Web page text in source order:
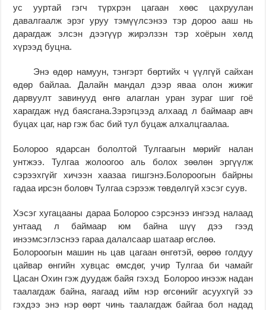
ус ууртай гэгч түрхрэн цагаан хөөс цахруулан
давалгаалж эрэг уруу тэмүүлсэнээ тэр дороо ааш нь
дарагдаж элсэн дээгүүр жирэлзэн тэр хоёрын хөлд
хүрээд буцна.
Энэ өдөр намуун, тэнгэрт бөртийх ч үүлгүй сайхан
өдөр байлаа. Далайн мандал дээр яваа олон жижиг
дарвуулт завинууд өнгө алаглан уран зураг шиг гоё
харагдаж нүд баясгана.Зэрэгцээд алхаад л баймаар авч
буцах цаг, нар гэж бас бий тул буцаж алхалцгаалаа.
Болороо ядарсан бололтой Тулгаагын мөрийг налан
унтжээ. Тулгаа жолоогоо аль болох зөөлөн эргүүлж
сэрээхгүйг хичээн хаазаа гишгэнэ.Болороогын байрны
гадаа ирсэн боловч Тулгаа сэрээж төвдөлгүй хэсэг суув.
Хэсэг хугацааны дараа Болороо сэрсэнээ ингээд налаад
унтаад л баймаар юм байна шүү дээ гээд
инээмсэглэснээ гараа далалсаар шатаар өгслөө.
Болороогын машин нь цав цагаан өнгөтэй, өөрөө голдуу
цайвар өнгийн хувцас өмсдөг, учир Тулгаа би чамайг
Цасан Охин гэж дуудаж байя гэхэд Болороо инээж надан
таалагдаж байна, яагаад ийм нэр өгсөнийг асуухгүй ээ
гэхдээ энэ нэр өөрт чинь таалагдаж байгаа бол надад